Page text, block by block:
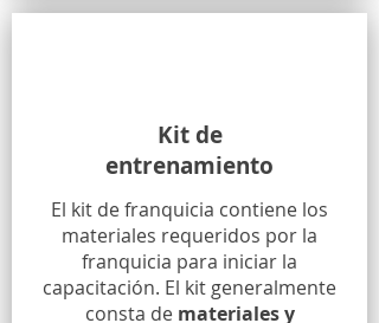
Kit de
entrenamiento
El kit de franquicia contiene los
materiales requeridos por la
franquicia para iniciar la
capacitación. El kit generalmente
consta de materiales y